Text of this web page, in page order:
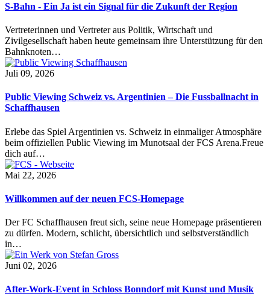
S-Bahn - Ein Ja ist ein Signal für die Zukunft der Region
Vertreterinnen und Vertreter aus Politik, Wirtschaft und
Zivilgesellschaft haben heute gemeinsam ihre Unterstützung für den
Bahnknoten…
Juli 09, 2026
Public Viewing Schweiz vs. Argentinien – Die Fussballnacht in
Schaffhausen
Erlebe das Spiel Argentinien vs. Schweiz in einmaliger Atmosphäre
beim offiziellen Public Viewing im Munotsaal der FCS Arena.Freue
dich auf…
Mai 22, 2026
Willkommen auf der neuen FCS-Homepage
Der FC Schaffhausen freut sich, seine neue Homepage präsentieren
zu dürfen. Modern, schlicht, übersichtlich und selbstverständlich
in…
Juni 02, 2026
After-Work-Event in Schloss Bonndorf mit Kunst und Musik